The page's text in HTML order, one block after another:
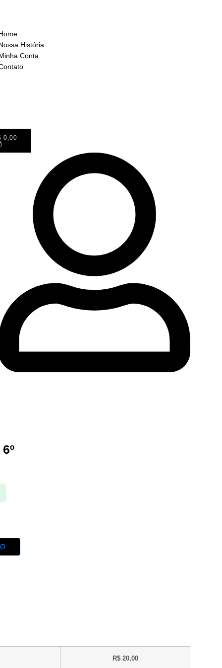
História
Conta
0,00
R$20,00